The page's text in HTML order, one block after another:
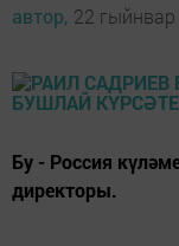
автор, 22
Бу - Россия
директоры.